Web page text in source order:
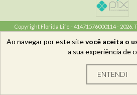
Ao navegar por este sitevocê aceita o
a sua experiência de
ENTENDI
Copyright Florida Life - 41471576000114 -